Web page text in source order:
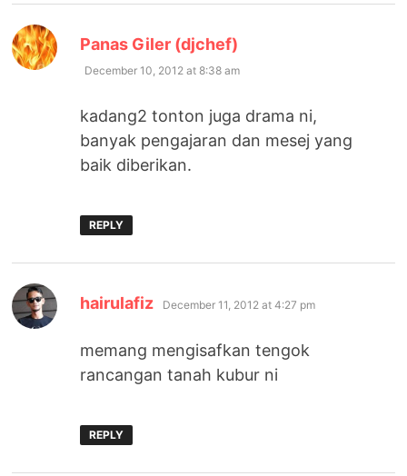
Panas Giler (djchef)
December 10, 2012 at 8:38 am
kadang2 tonton juga drama ni,
banyak pengajaran dan mesej yang
baik diberikan.
REPLY
hairulafiz says:
December 11, 2012 at 4:27 pm
memang mengisafkan tengok
rancangan tanah kubur ni
REPLY